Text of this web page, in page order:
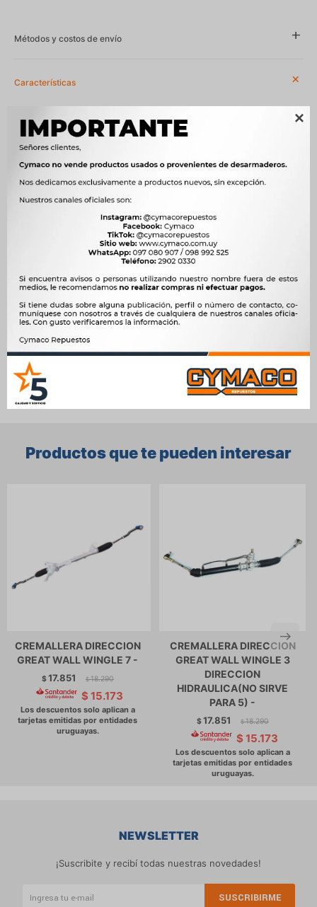

Métodos y costos de envío
Características
Año 2016 - 2018, 2020 - 2023, 2022 - 2024
Compatibilidad
Modelo CAPTUR, DUSTER, OROCH
Motor
1.2 TCe 16V 120 hp H5FT NAFTA, 1.3 TCe HR13DDT NAFTA, 1.6 SCe
115cv H4M (HR16DE) NAFTA
   
Ver mas productos de la marca Sin Marca
Productos que te pueden interesar
CREMALLERA DIRECCION
GREAT WALL WINGLE 7 -
$17.851 $ 18.290
$ 15.173
CREMALLERA DIRECCION
GREAT WALL WINGLE 3
DIRECCION
HIDRAULICA(NO SIRVE
PARA 5) -
$17.851 $ 18.290
$ 15.173
NEWSLETTER
¡Suscribite y recibí todas nuestras novedades!
SUSCRIBIRME